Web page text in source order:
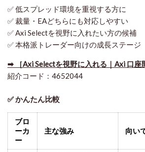
✅ 低スプレッド環境を重視する方に
✅ 裁量・EAどちらにも対応しやすい
✅ Axi Selectを視野に入れたい方の候補
✅ 本格派トレーダー向けの成長ステージ
➡ ［Axi Selectを視野に入れる｜Axi 口座
紹介コード：4652044
✅ かんたん比較
ブロ
ーカ
ー
主な強み 向い